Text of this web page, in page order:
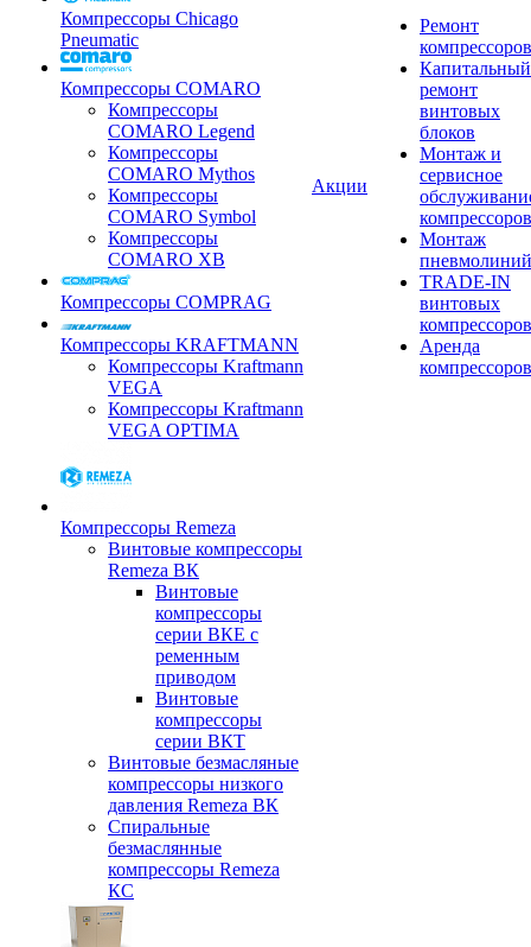
Компрессоры Chicago
Pneumatic
Компрессоры COMARO
Компрессоры
COMARO Legend
Компрессоры
COMARO Mythos
Компрессоры
COMARO Symbol
Компрессоры
COMARO XB
Компрессоры COMPRAG
Компрессоры KRAFTMANN
Компрессоры Kraftmann
VEGA
Компрессоры Kraftmann
VEGA OPTIMA
Компрессоры Remeza
Винтовые компрессоры
Remeza ВК
Винтовые
компрессоры
серии ВКЕ с
ременным
приводом
Винтовые
компрессоры
серии ВКТ
Винтовые безмасляные
компрессоры низкого
давления Remeza ВК
Спиральные
безмаслянные
компрессоры Remeza
КС
Акции
Ремонт
компрессоров
Капитальный
ремонт
винтовых
блоков
Монтаж и
сервисное
компрессоров
Монтаж
пневмолиний
TRADE-IN
винтовых
компрессоров
Аренда
компрессоров